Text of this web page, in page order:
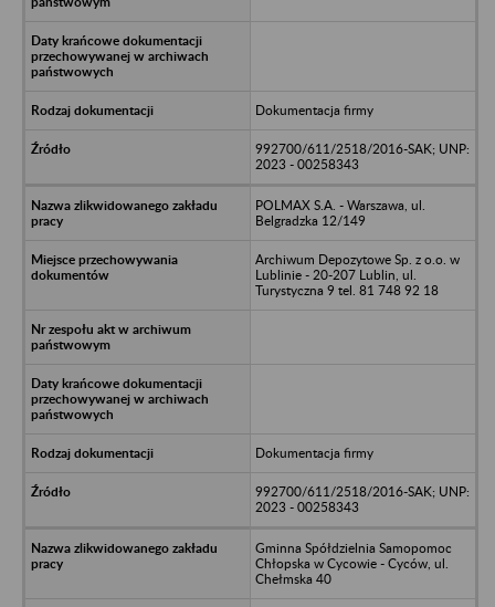
Dokumentacja firmy
992700/611/2518/2016-SAK; UNP:
2023 - 00258343
POLMAX S.A. - Warszawa, ul.
Belgradzka 12/149
Archiwum Depozytowe Sp. z o.o. w
Lublinie - 20-207 Lublin, ul.
Turystyczna 9 tel. 81 748 92 18
Dokumentacja firmy
992700/611/2518/2016-SAK; UNP:
2023 - 00258343
Gminna Spółdzielnia Samopomoc
Chłopska w Cycowie - Cyców, ul.
Chełmska 40